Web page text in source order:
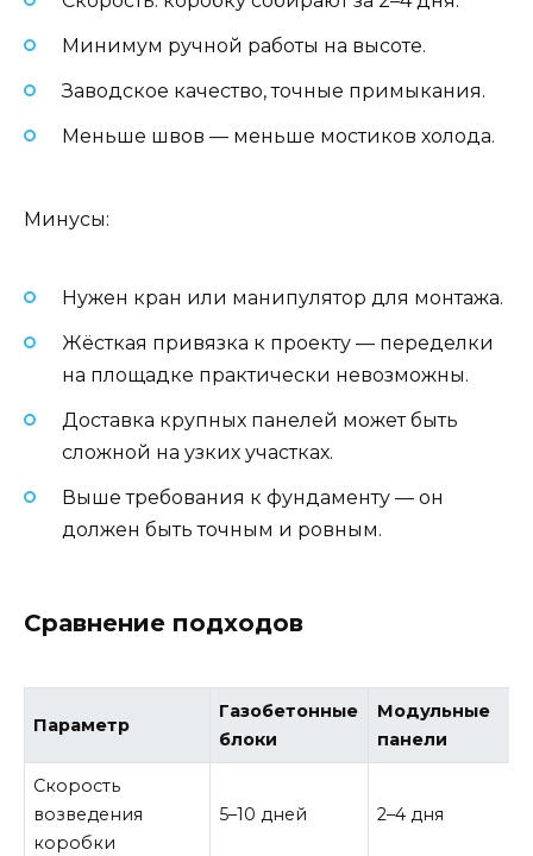
Минимум ручной работы на высоте.
Заводское качество, точные примыкания.
Меньше швов — меньше мостиков холода.
Минусы:
Нужен кран или манипулятор для монтажа.
Жёсткая привязка к проекту — переделки
на площадке практически невозможны.
Доставка крупных панелей может быть
сложной на узких участках.
Выше требования к фундаменту — он
должен быть точным и ровным.
Сравнение подходов
Параметр
Газобетонные
блоки
Модульные
панели
Скорость
возведения
коробки
5–10 дней 2–4 дня